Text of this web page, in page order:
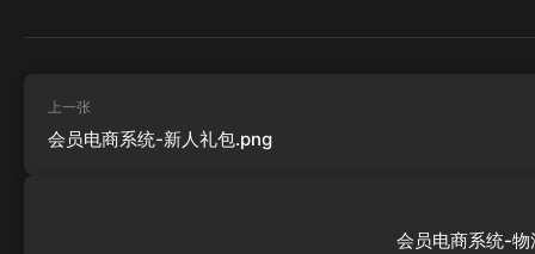
上一张
会员电商系统-新人礼包.png
会员电商系统-